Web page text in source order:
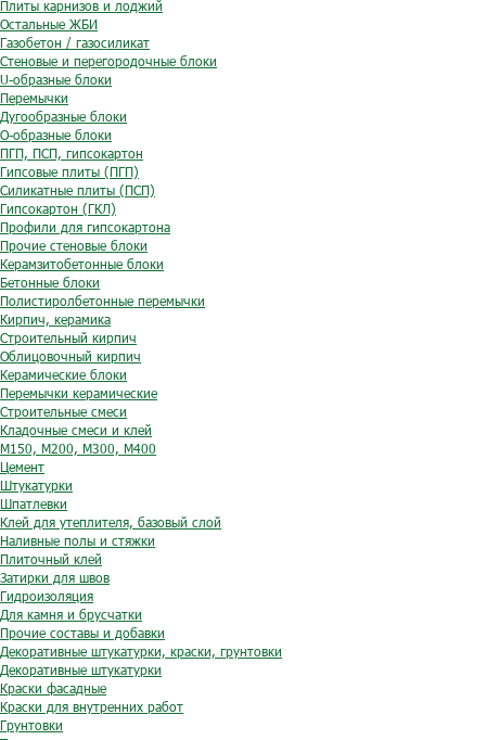
Плиты карнизов и лоджий
Остальные ЖБИ
Газобетон / газосиликат
Стеновые и перегородочные блоки
U-образные блоки
Перемычки
Дугообразные блоки
O-образные блоки
ПГП, ПСП, гипсокартон
Гипсовые плиты (ПГП)
Силикатные плиты (ПСП)
Гипсокартон (ГКЛ)
Профили для гипсокартона
Прочие стеновые блоки
Керамзитобетонные блоки
Бетонные блоки
Полистиролбетонные перемычки
Кирпич, керамика
Строительный кирпич
Облицовочный кирпич
Керамические блоки
Перемычки керамические
Строительные смеси
Кладочные смеси и клей
М150, М200, М300, М400
Цемент
Штукатурки
Шпатлевки
Клей для утеплителя, базовый слой
Наливные полы и стяжки
Плиточный клей
Затирки для швов
Гидроизоляция
Для камня и брусчатки
Прочие составы и добавки
Декоративные штукатурки, краски, грунтовки
Декоративные штукатурки
Краски фасадные
Краски для внутренних работ
Грунтовки